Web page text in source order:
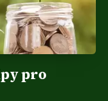
pro